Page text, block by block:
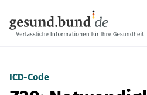
ICD-Code